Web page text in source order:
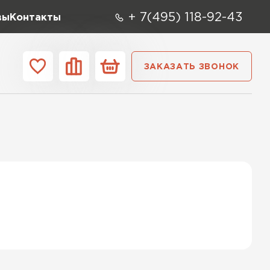
Контакты + 7(495) 118-92-43
ЗАКАЗАТЬ ЗВОНОК
Контакты